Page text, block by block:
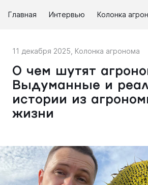
Главная Интервью Колонка
11 декабря 2025 Колонка агронома
О чем шутят
Выдуманные и
истории из
жизни